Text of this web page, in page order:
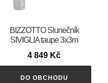
BIZZOTTO Slunečník
SIVIGLIA taupe 3x3m
4 849 Kč
DO OBCHODU